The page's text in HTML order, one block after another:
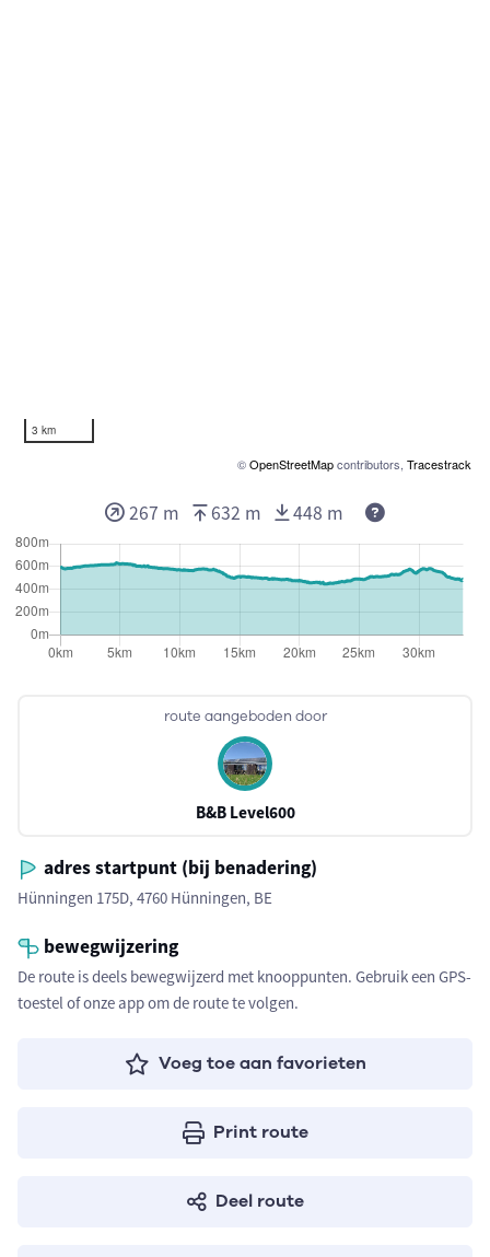
3 km
©OpenStreetMapcontributors, Tracestrack
route aangeboden door
B&B Level600
adres startpunt (bij benadering)
Hünningen 175D, 4760 Hünningen, BE
bewegwijzering
De route is deels bewegwijzerd met knooppunten. Gebruik een GPS-
toestel of onze app om de route te volgen.
Voeg toe aan favorieten
Print route
Deel route
267 m 632 m 448 m